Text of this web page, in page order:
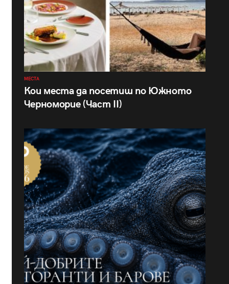
МЕСТА
Кои места да посетиш по Южното
Черноморие (Част II)